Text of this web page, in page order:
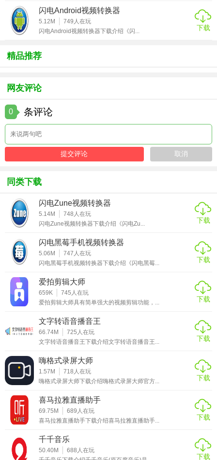
智能优化游戏模式，不掉帧，不卡顿
4、摄像头录制
5、1v1支持服务
加速，录制不卡顿
全能录屏助手软件亮点
1、满足所有主流视频画质要求，随心设置，不限时间不限大
小，音画同步不卡顿，录制区域灵活。多种帧数可供选择。
2、高度还原录屏场景，杜绝声音与画面错位，保证视频内容
质量，自定义录制时长，可自由设置定时计划任务录制，录
屏结束自动保存至电脑。
3、软件能够音画同步录制电脑桌面操作，娱乐游戏，在线课
程等屏幕活动。支持全屏录制，自定义软件窗口录制等多种
4、帮助用户轻松搞定屏幕
。简洁的录制界面，傻瓜
式的操作，强大的录制功能，轻松录制个性化动画录像视
频，带来高效，易用，稳定的用户体验。
全能录屏助手更新日志
优化高分辨率显示适配。
修复win11系统安装卸载问题。
闪电Android视频转换器
5.12M 749 人在玩
闪电Android视频转换器下载介绍《闪...
下载
精品推荐
网友评论
0 条评论
同类下载
闪电Zune视频转换器
5.14M 748 人在玩
闪电Zune视频转换器下载介绍《闪电Zu...
下载
闪电黑莓手机视频转换器
5.06M 747 人在玩
闪电黑莓手机视频转换器下载介绍《闪电黑莓...
下载
爱拍剪辑大师
659K 745 人在玩
爱拍剪辑大师具有简单强大的视频剪辑功能，...
下载
文字转语音播音王
66.74M 725 人在玩
文字转语音播音王下载介绍文字转语音播音王...
下载
嗨格式录屏大师
1.57M 718 人在玩
嗨格式录屏大师下载介绍嗨格式录屏大师官方...
下载
喜马拉雅直播助手
69.75M 689 人在玩
喜马拉雅直播助手下载介绍喜马拉雅直播助手...
下载
千千音乐
50.40M 688 人在玩
下载